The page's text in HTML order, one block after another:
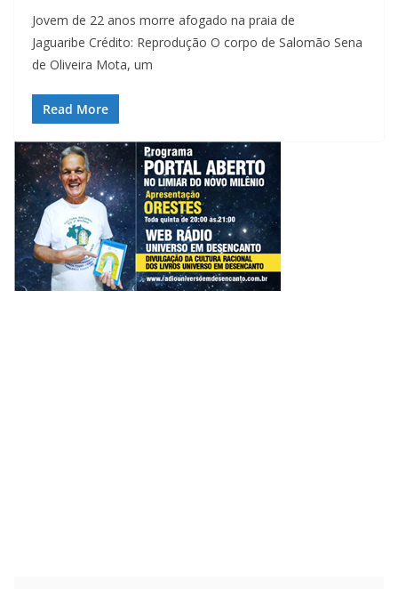
Jovem de 22 anos morre afogado na praia de
Jaguaribe Crédito: Reprodução O corpo de Salomão Sena
de Oliveira Mota, um
Read More